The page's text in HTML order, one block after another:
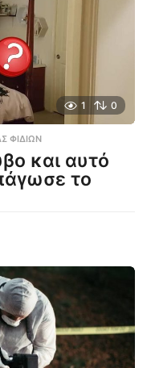
1 0
ΦΙΔΙΏΝ
και αυτό
το